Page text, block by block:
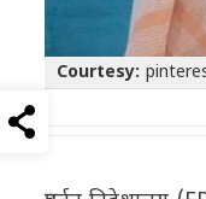
Courtesy: